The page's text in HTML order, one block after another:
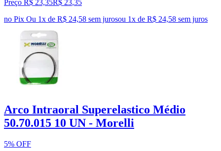
Preço R$ 23,35R$ 23,35
no Pix Ou 1x de R$ 24,58 sem jurosou 1x de R$ 24,58 sem juros
Arco Intraoral Superelastico Médio
50.70.015 10 UN - Morelli
5% OFF